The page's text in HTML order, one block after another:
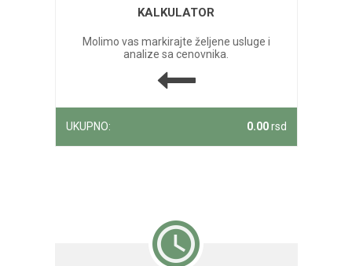
KALKULATOR
Molimo vas markirajte željene usluge i
analize sa cenovnika.
UKUPNO: 0.00rsd